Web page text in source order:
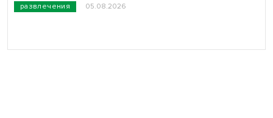
развлечения 05.08.2026